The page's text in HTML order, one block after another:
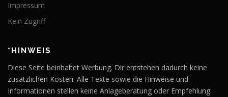
Impressum
Kein Zugriff
*HINWEIS
Diese Seite beinhaltet Werbung. Dir entstehen dadurch keine
zusätzlichen Kosten. Alle Texte sowie die Hinweise und
Informationen stellen keine Anlageberatung oder Empfehlung